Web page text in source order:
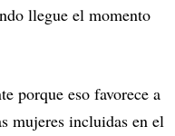
llegue el momento
porque eso favorece a
mujeres incluidas en el